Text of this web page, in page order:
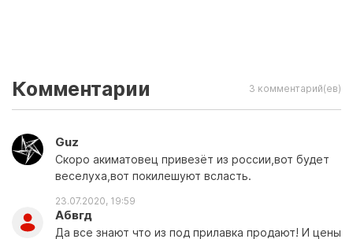
Комментарии 3 комментарий(ев)
Guz
Скоро акиматовец привезёт из россии,вот будет
веселуха,вот покилешуют всласть.
23.07.2020, 19:59
Абвгд
Да все знают что из под прилавка продают! И цены